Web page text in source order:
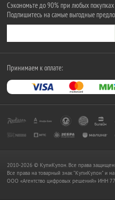
Сэкономьте до 90% при любых покупках
Подпишитесь на самые выгодные
Принимаем к оплате:
2010-2026 © КупиКупон. Все права
Все права на товарный знак "КупиКупон" и
OOO «Агентство цифровых решений» ИНН